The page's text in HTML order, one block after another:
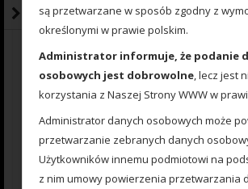
Nr.1 (5 szt.)”
są przetwarzane w sposób zgodny z
określonymi w prawie polskim.
Administrator informuje, że podanie
osobowych jest dobrowolne, lecz jest
korzystania z Naszej Strony WWW w
Administrator danych osobowych może
przetwarzanie zebranych danych
Użytkowników innemu podmiotowi na
z nim umowy powierzenia przetwarzania